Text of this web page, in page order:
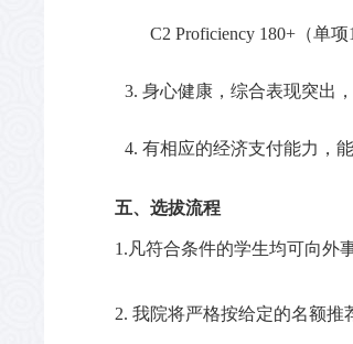
C2 Proficiency 180+（单项
3. 身心健康，综合表现突出
4. 有相应的经济支付能力，
五、选拔流程
1. 凡符合条件的学生均可向外
2. 我院将严格按给定的名额推